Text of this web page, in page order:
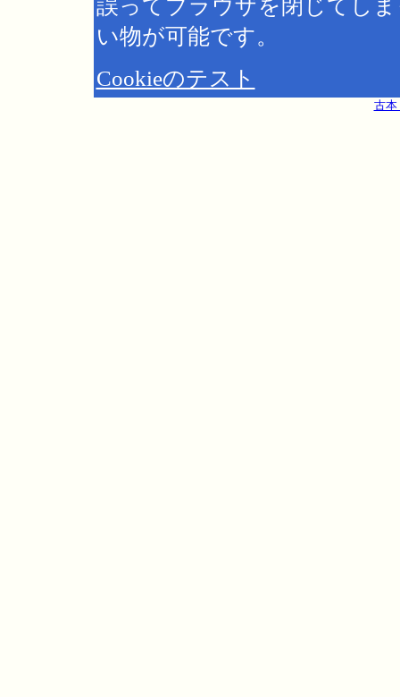
誤ってブラウザを閉じてし
い物が可能です。
Cookieのテスト
古本